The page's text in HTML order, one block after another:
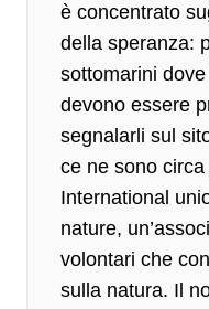
è concentrato
della speranza:
sottomarini
devono essere
segnalarli sul
ce ne sono
International
nature,
volontari che
sulla natura. Il